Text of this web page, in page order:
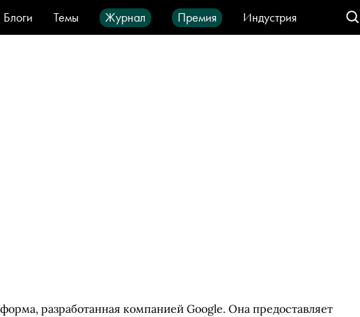
Блоги Темы Журнал Премия
Индустрия
Стиль
Видео Город IT-продукты
разработанная компанией Google. Она предоставляет